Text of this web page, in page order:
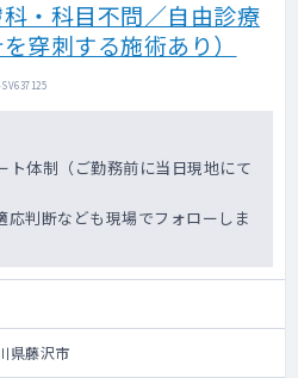
・科目不問／自由診療
穿刺する施術あり）
ト体制（ご勤務前に当日現地にて
判断なども現場でフォローしま
県藤沢市